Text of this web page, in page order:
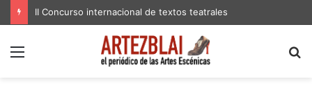
II Concurso internacional de textos teatrales
Menú